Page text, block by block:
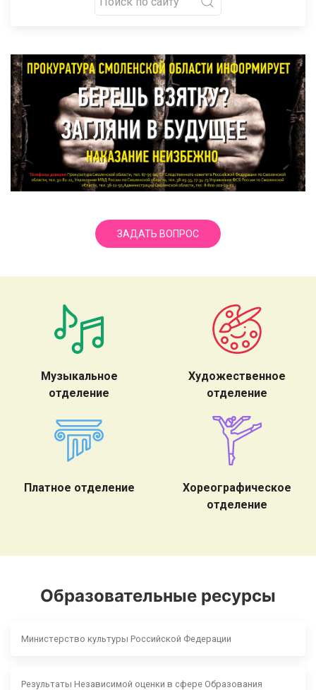
ЗАДАТЬ ВОПРОС
Музыкальное
отделение
Художественное
отделение
Платное отделение
Хореографическое
отделение
Образовательные ресурсы
Министерство культуры Российской Федерации
Результаты Независимой оценки в сфере Образования